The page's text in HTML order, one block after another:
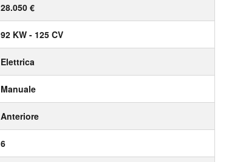
28.050 €
92 KW - 125 CV
Elettrica
Manuale
Anteriore
6